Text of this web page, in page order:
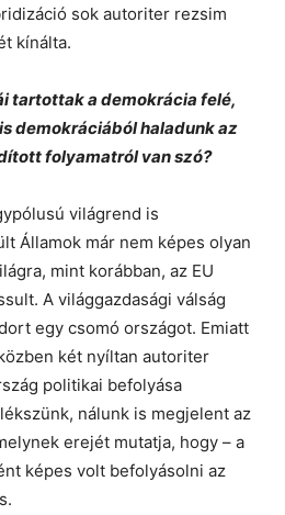
sok autoriter rezsim
kínálta.
tartottak a demokrácia felé,
demokráciából haladunk az
folyamatról van szó?
világrend is
Államok már nem képes olyan
mint korábban, az EU
A világgazdasági válság
egy csomó országot. Emiatt
két nyíltan autoriter
politikai befolyása
nálunk is megjelent az
erejét mutatja, hogy – a
képes volt befolyásolni az